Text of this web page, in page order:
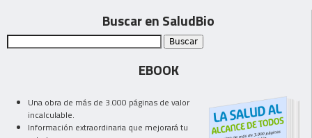
Buscar en SaludBio
EBOOK
Una obra de más de 3.000 páginas de valor
incalculable.
Información extraordinaria que mejorará tu